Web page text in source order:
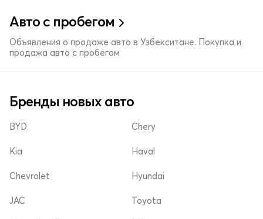
Авто с пробегом
Объявления о продаже авто в Узбекситане. Покупка и
продажа авто с пробегом
Бренды новых авто
BYD
Kia
Chevrolet
Chery
Haval
Hyundai
JAC Toyota